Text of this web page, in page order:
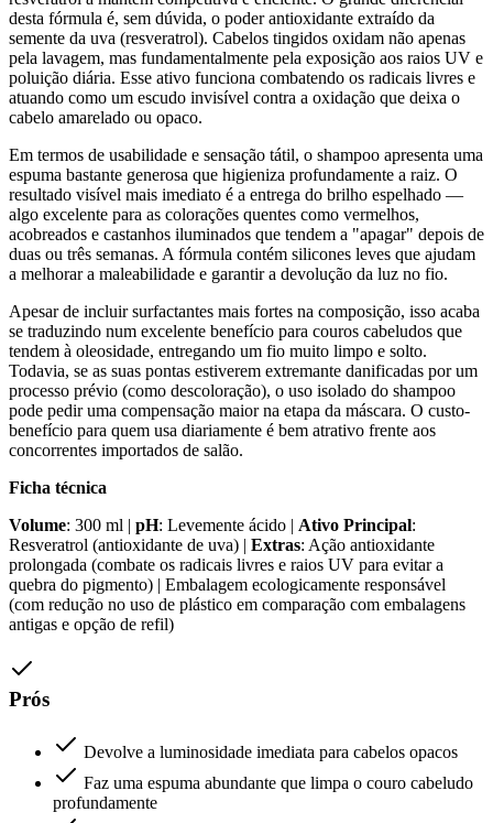
desta fórmula é, sem dúvida, o poder antioxidante extraído da
semente da uva (resveratrol). Cabelos tingidos oxidam não apenas
pela lavagem, mas fundamentalmente pela exposição aos raios UV e
poluição diária. Esse ativo funciona combatendo os radicais livres e
atuando como um escudo invisível contra a oxidação que deixa o
cabelo amarelado ou opaco.
Em termos de usabilidade e sensação tátil, o shampoo apresenta uma
espuma bastante generosa que higieniza profundamente a raiz. O
resultado visível mais imediato é a entrega do brilho espelhado —
algo excelente para as colorações quentes como vermelhos,
acobreados e castanhos iluminados que tendem a "apagar" depois de
duas ou três semanas. A fórmula contém silicones leves que ajudam
a melhorar a maleabilidade e garantir a devolução da luz no fio.
Apesar de incluir surfactantes mais fortes na composição, isso acaba
se traduzindo num excelente benefício para couros cabeludos que
tendem à oleosidade, entregando um fio muito limpo e solto.
Todavia, se as suas pontas estiverem extremante danificadas por um
processo prévio (como descoloração), o uso isolado do shampoo
pode pedir uma compensação maior na etapa da máscara. O custo-
benefício para quem usa diariamente é bem atrativo frente aos
concorrentes importados de salão.
Ficha técnica
Volume: 300 ml | pH: Levemente ácido | Ativo Principal:
Resveratrol (antioxidante de uva) | Extras: Ação antioxidante
prolongada (combate os radicais livres e raios UV para evitar a
quebra do pigmento) | Embalagem ecologicamente responsável
(com redução no uso de plástico em comparação com embalagens
antigas e opção de refil)
Prós
Devolve a luminosidade imediata para cabelos opacos
Faz uma espuma abundante que limpa o couro cabeludo
profundamente